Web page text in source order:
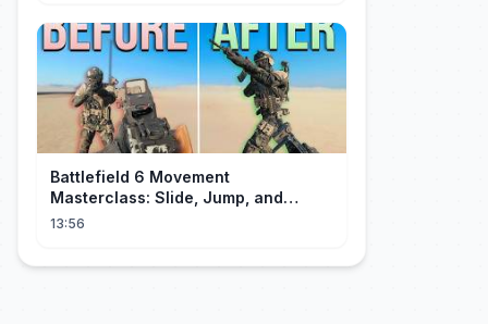
Battlefield 6 Movement
Masterclass: Slide, Jump, and
Combos
13:56